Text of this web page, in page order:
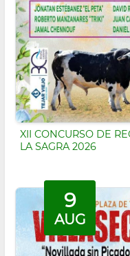
XII CONCURSO DE
LA SAGRA 2026
9
AUG